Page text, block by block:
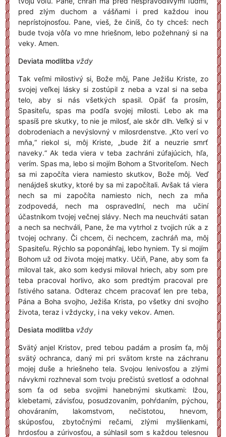
pred zlým duchom a vášňami i pred každou inou
neprístojnosťou. Pane, vieš, že činíš, čo ty chceš: nech
bude tvoja vôľa vo mne hriešnom, lebo požehnaný si na
veky. Amen.
Deviata modlitba vždy
Tak veľmi milostivý si, Bože môj, Pane Ježišu Kriste, zo
svojej veľkej lásky si zostúpil z neba a vzal si na seba
telo, aby si nás všetkých spasil. Opäť ťa prosím,
Spasiteľu, spas ma podľa svojej milosti. Lebo ak ma
spasíš pre skutky, to nie je milosť, ale skôr dlh. Veľký si v
dobrodeniach a nevýslovný v milosrdenstve. „Kto verí vo
mňa,“ riekol si, môj Kriste, „bude žiť a neuzrie smrť
naveky.“ Ak teda viera v teba zachráni zúfajúcich, hľa,
verím. Spas ma, lebo si mojím Bohom a Stvoriteľom. Nech
sa mi započíta viera namiesto skutkov, Bože môj. Veď
nenájdeš skutky, ktoré by sa mi započítali. Avšak tá viera
nech sa mi započíta namiesto nich, nech za mňa
zodpovedá, nech ma ospravedlní, nech ma učiní
účastníkom tvojej večnej slávy. Nech ma neuchváti satan
a nech sa nechváli, Pane, že ma vytrhol z tvojich rúk a z
tvojej ochrany. Či chcem, či nechcem, zachráň ma, môj
Spasiteľu. Rýchlo sa poponáhľaj, lebo hyniem. Ty si mojím
Bohom už od života mojej matky. Učiň, Pane, aby som ťa
miloval tak, ako som kedysi miloval hriech, aby som pre
teba pracoval horlivo, ako som predtým pracoval pre
ľstivého satana. Odteraz chcem pracovať len pre teba,
Pána a Boha svojho, Ježiša Krista, po všetky dni svojho
života, teraz i vždycky, i na veky vekov. Amen.
Desiata modlitba vždy
Svätý anjel Kristov, pred tebou padám a prosím ťa, môj
svätý ochranca, daný mi pri svätom krste na záchranu
mojej duše a hriešneho tela. Svojou lenivosťou a zlými
návykmi rozhneval som tvoju prečistú svetlosť a odohnal
som ťa od seba svojimi hanebnými skutkami: lžou,
klebetami, závisťou, posudzovaním, pohŕdaním, pýchou,
ohováraním, lakomstvom, nečistotou, hnevom,
skúposťou, zbytočnými rečami, zlými myšlienkami,
hrdosťou a zúrivosťou, a súhlasil som s každou telesnou